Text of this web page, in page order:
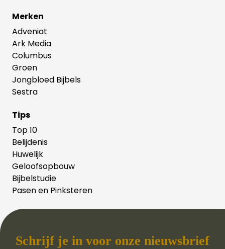
Merken
Adveniat
Ark Media
Columbus
Groen
Jongbloed Bijbels
Sestra
Tips
Top 10
Belijdenis
Huwelijk
Geloofsopbouw
Bijbelstudie
Pasen en Pinksteren
Schrijf je in voor onze nieuwsbrief